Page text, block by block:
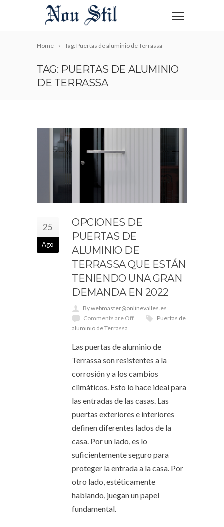
Home Tag: Puertas de aluminio de Terrassa
TAG: PUERTAS DE ALUMINIO
DE TERRASSA
25
Ago
OPCIONES DE
PUERTAS DE
ALUMINIO DE
TERRASSA QUE ESTÁN
TENIENDO UNA GRAN
DEMANDA EN 2022
By webmaster@onlinevalles.es
Comments are Off
Puertas de
aluminio de Terrassa
Las puertas de aluminio de
Terrassa son resistentes a la
corrosión y a los cambios
climáticos. Esto lo hace ideal para
las entradas de las casas. Las
puertas exteriores e interiores
definen diferentes lados de la
casa. Por un lado, es lo
suficientemente seguro para
proteger la entrada a la casa. Por
otro lado, estéticamente
hablando, juegan un papel
fundamental.